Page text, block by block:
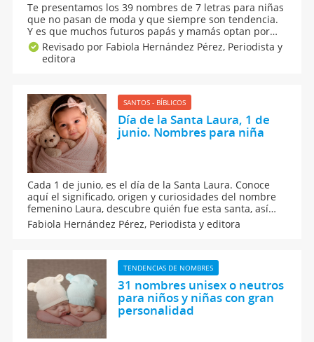
Te presentamos los 39 nombres de 7 letras para niñas
que no pasan de moda y que siempre son tendencia.
Y es que muchos futuros papás y mamás optan por
nombres largos para niñas porque se relacionan con
bebés con mucha personalidad y porque poseen una
melódica armoniosidad. Conócelos todos.
Revisado por Fabiola Hernández Pérez, Periodista y
editora
SANTOS - BÍBLICOS
Día de la Santa Laura, 1 de
junio. Nombres para niña
Cada 1 de junio, es el día de la Santa Laura. Conoce
aquí el significado, origen y curiosidades del nombre
femenino Laura, descubre quién fue esta santa, así
como los posibles nombres combinados que puedes
elegir para este apodo de origen latino. Si esperas a
Fabiola Hernández Pérez, Periodista y editora
TENDENCIAS DE NOMBRES
31 nombres unisex o neutros
para niños y niñas con gran
personalidad